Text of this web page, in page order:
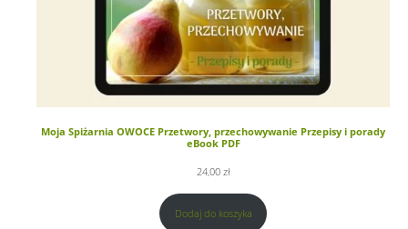
Moja Spiżarnia OWOCE Przetwory, przechowywanie Przepisy i porady
eBook PDF
24,00 zł
Dodaj do koszyka